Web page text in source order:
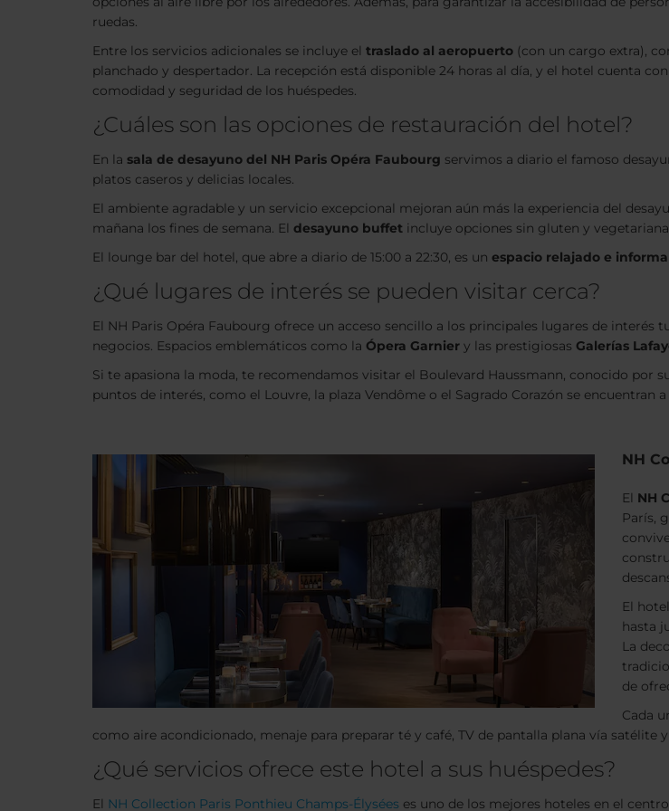
ruedas.
Entre los servicios adicionales se incluye el traslado al aeropuerto (con un cargo extra),
planchado y despertador. La recepción está disponible 24 horas al día, y el hotel cuenta
comodidad y seguridad de los huéspedes.
¿Cuáles son las opciones de restauración del hotel?
En la sala de desayuno del NH Paris Opéra Faubourg servimos a diario el famoso
platos caseros y delicias locales.
El ambiente agradable y un servicio excepcional mejoran aún más la experiencia del
mañana los fines de semana. El desayuno buffet incluye opciones sin gluten y
El lounge bar del hotel, que abre a diario de 15:00 a 22:30, es un espacio relajado e
¿Qué lugares de interés se pueden visitar cerca?
El NH Paris Opéra Faubourg ofrece un acceso sencillo a los principales lugares de interés
negocios. Espacios emblemáticos como la Ópera Garnier y las prestigiosas Galerías
Si te apasiona la moda, te recomendamos visitar el Boulevard Haussmann, conocido por
puntos de interés, como el Louvre, la plaza Vendôme o el Sagrado Corazón se encuentran
NH
El NH
París,
El
hasta
La
de
Cada
como aire acondicionado, menaje para preparar té y café, TV de pantalla plana vía satélite
¿Qué servicios ofrece este hotel a sus huéspedes?
El NH Collection Paris Ponthieu Champs-Élysées es uno de los mejores hoteles en el